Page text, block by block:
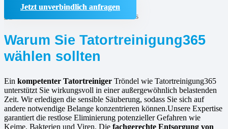
Jetzt unverbindlich anfragen
Warum Sie Tatortreinigung365
wählen sollten
Ein kompetenter Tatortreiniger Tröndel wie Tatortreinigung365
unterstützt Sie wirkungsvoll in einer außergewöhnlich belastenden
Zeit. Wir erledigen die sensible Säuberung, sodass Sie sich auf
andere notwendige Belange konzentrieren können.Unsere Expertise
garantiert die restlose Eliminierung potenzieller Gefahren wie
Keime, Bakterien und Viren. Die fachgerechte Entsorgung von